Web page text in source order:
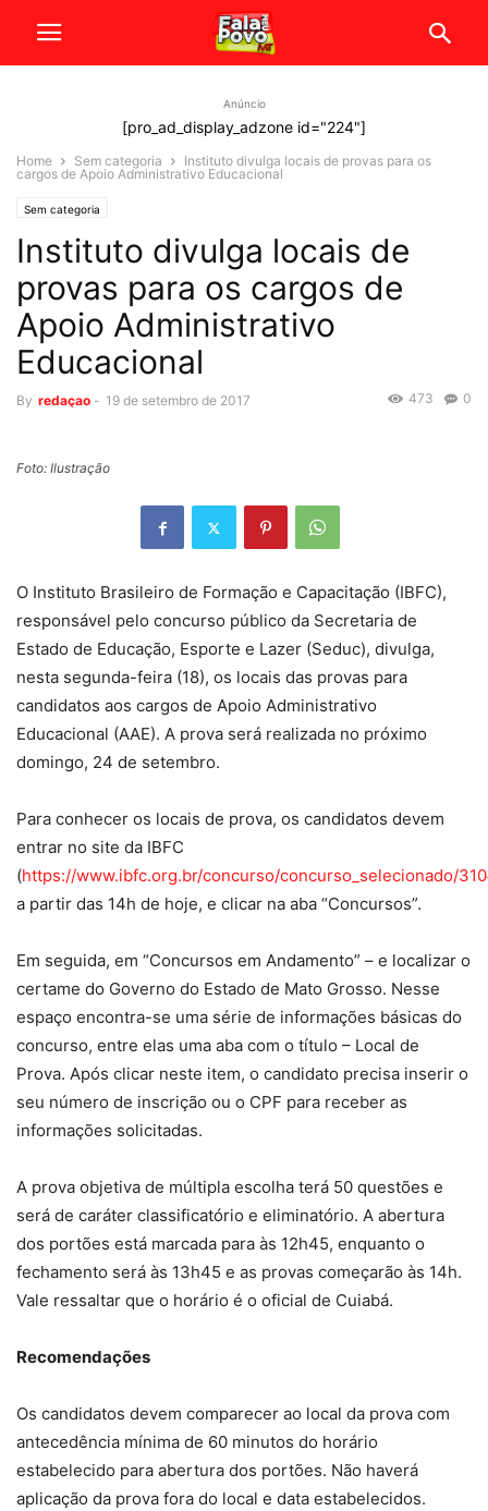
Anúncio
[pro_ad_display_adzone id="224"]
Home Sem categoria
Instituto divulga locais de provas para os
cargos de Apoio Administrativo Educacional
Sem categoria
Instituto divulga locais de
provas para os cargos de
Apoio Administrativo
Educacional
By redaçao - 19 de setembro de 2017 0
473
Foto: Ilustração
O Instituto Brasileiro de Formação e Capacitação (IBFC),
responsável pelo concurso público da Secretaria de
Estado de Educação, Esporte e Lazer (Seduc), divulga,
nesta segunda-feira (18), os locais das provas para
candidatos aos cargos de Apoio Administrativo
Educacional (AAE). A prova será realizada no próximo
domingo, 24 de setembro.
Para conhecer os locais de prova, os candidatos devem
entrar no site da IBFC
(https://www.ibfc.org.br/concurso/concurso_selecionado/
a partir das 14h de hoje, e clicar na aba “Concursos”.
Em seguida, em “Concursos em Andamento” – e localizar o
certame do Governo do Estado de Mato Grosso. Nesse
espaço encontra-se uma série de informações básicas do
concurso, entre elas uma aba com o título – Local de
Prova. Após clicar neste item, o candidato precisa inserir o
seu número de inscrição ou o CPF para receber as
informações solicitadas.
A prova objetiva de múltipla escolha terá 50 questões e
será de caráter classificatório e eliminatório. A abertura
dos portões está marcada para às 12h45, enquanto o
fechamento será às 13h45 e as provas começarão às 14h.
Vale ressaltar que o horário é o oficial de Cuiabá.
Recomendações
Os candidatos devem comparecer ao local da prova com
antecedência mínima de 60 minutos do horário
estabelecido para abertura dos portões. Não haverá
aplicação da prova fora do local e data estabelecidos.